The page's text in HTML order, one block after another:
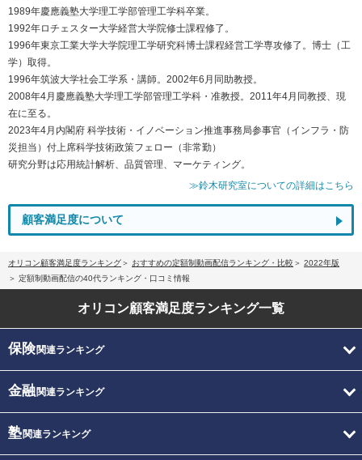
1989年慶應義塾大学理工学部管理工学科卒業。
1992年ロチェスター大学経営大学院修士課程修了。
1996年東京工業大学大学院理工学研究科博士課程経営工学専攻修了。博士（工
学）取得。
1996年筑波大学社会工学系・講師。2002年6月同助教授。
2008年4月慶應義塾大学理工学部管理工学科・准教授。2011年4月同教授、現
在に至る。
2023年4月内閣府 科学技術・イノベーション推進事務局参事官（インフラ・防
災担当）付上席科学技術政策フェロー（非常勤）
研究分野は応用統計解析、品質管理、マーケティング。
≫鈴木研究室についての詳細はこちら
顧客満足度について
オリコン顧客満足度ランキング おすすめの定額制動画配信ランキング・比較
2022年版
定額制動画配信の40代ランキング・口コミ情報
オリコン顧客満足度ランキング一覧
保険関連ランキング
金融関連ランキング
塾関連ランキング